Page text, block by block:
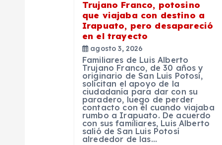
Trujano Franco, potosino
que viajaba con destino a
Irapuato, pero desapareció
en el trayecto
agosto 3, 2026
Familiares de Luis Alberto
Trujano Franco, de 30 años y
originario de San Luis Potosí,
solicitan el apoyo de la
ciudadanía para dar con su
paradero, luego de perder
contacto con él cuando viajaba
rumbo a Irapuato. De acuerdo
con sus familiares, Luis Alberto
salió de San Luis Potosí
alrededor de las…